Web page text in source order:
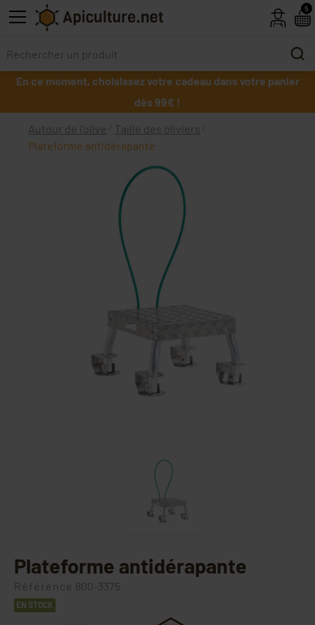
Skip to main content
En ce moment, choisissez votre cadeau dans votre panier
dès 99€ !
Autour de l’olive
Taille des oliviers
Plateforme antidérapante
Plateforme antidérapante
Référence 800-3375
EN STOCK
5